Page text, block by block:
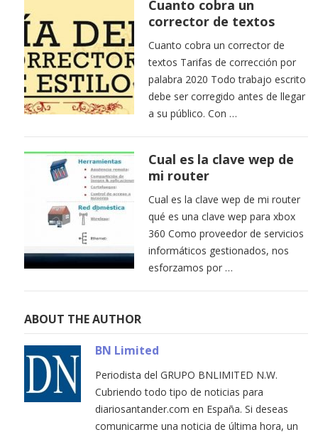
Cuanto cobra un
corrector de textos
Cuanto cobra un corrector de
textos Tarifas de corrección por
palabra 2020 Todo trabajo escrito
debe ser corregido antes de llegar
a su público. Con …
Cual es la clave wep de
mi router
Cual es la clave wep de mi router
qué es una clave wep para xbox
360 Como proveedor de servicios
informáticos gestionados, nos
esforzamos por …
ABOUT THE AUTHOR
BN Limited
Periodista del GRUPO BNLIMITED N.W.
Cubriendo todo tipo de noticias para
diariosantander.com en España. Si deseas
comunicarme una noticia de última hora, un